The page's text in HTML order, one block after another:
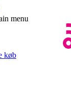
menu
køb